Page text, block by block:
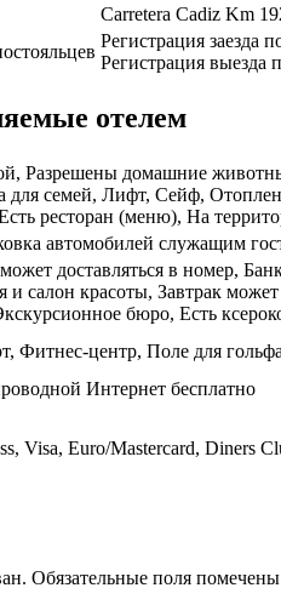
Carretera Cadiz Km
Регистрация заезда
Регистрация выезда
отелем
Разрешены домашние
для семей, Лифт, Сейф,
ресторан (меню), На
автомобилей служащим
доставляться в номер,
и салон красоты, Завтрак
бюро, Есть
Фитнес-центр, Поле для
Интернет бесплатно
Visa, Euro/Mastercard, Diners
Обязательные поля